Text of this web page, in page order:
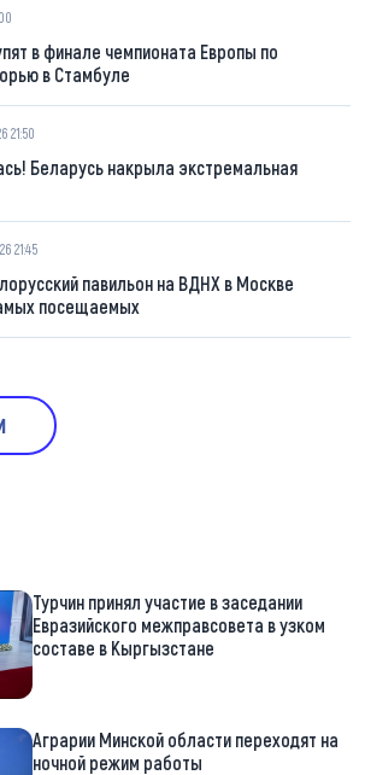
в финале чемпионата Европы по
в Стамбуле
21:50
Беларусь накрыла экстремальная
21:45
павильон на ВДНХ в Москве
посещаемых
Турчин принял участие в заседании
Евразийского межправсовета в узком
составе в Кыргызстане
Аграрии Минской области переходят на
ночной режим работы